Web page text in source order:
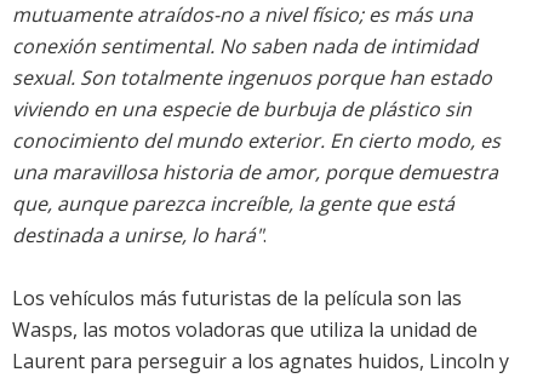
mutuamente atraídos-no a nivel físico; es más una
conexión sentimental. No saben nada de intimidad
sexual. Son totalmente ingenuos porque han estado
viviendo en una especie de burbuja de plástico sin
conocimiento del mundo exterior. En cierto modo, es
una maravillosa historia de amor, porque demuestra
que, aunque parezca increíble, la gente que está
destinada a unirse, lo hará".
Los vehículos más futuristas de la película son las
Wasps, las motos voladoras que utiliza la unidad de
Laurent para perseguir a los agnates huidos, Lincoln y